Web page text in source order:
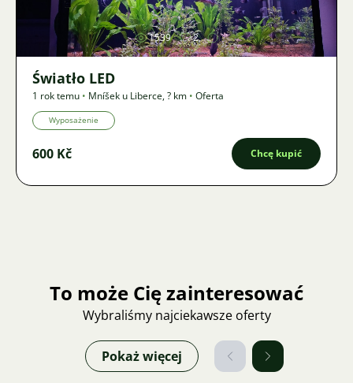
1539 2
Światło LED
1 rok temu • Mníšek u Liberce,? km • Oferta
Wyposażenie
600 Kč Chcę kupić
To może Cię zainteresować
Wybraliśmy najciekawsze oferty
Pokaż więcej